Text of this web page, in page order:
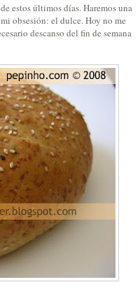
estos últimos días. Haremos una
obsesión: el dulce. Hoy no me
descanso del fin de semana